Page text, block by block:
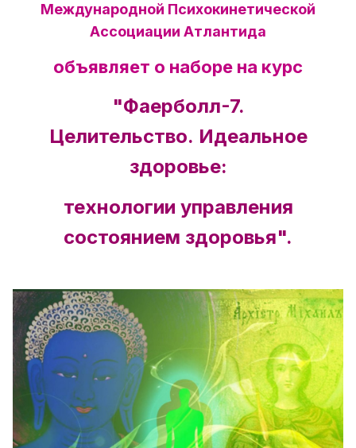
Международной Психокинетической
Ассоциации Атлантида
объявляет о наборе на курс
"Фаерболл-7.
Целительство. Идеальное
здоровье:
технологии управления
состоянием здоровья".